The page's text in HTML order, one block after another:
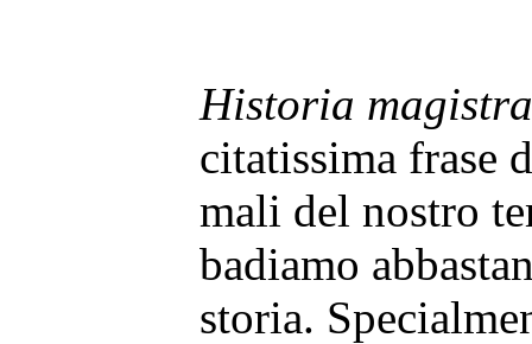
Historia
citatissima frase
mali del nostro
badiamo
storia.